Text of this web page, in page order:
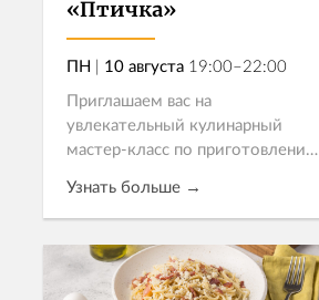
«Птичка»
ПН | 10 августа 19:00–22:00
Приглашаем вас на
увлекательный кулинарный
мастер-класс по приготовлению
"Медовик" и нежного десерта
"Птичка"! Эти потрясающие
десерты станут идеальным
угощением для любог...
Узнать больше →
Записаться